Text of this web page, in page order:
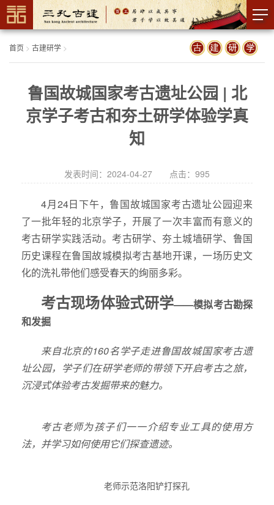
首页 > 古建研学 >
鲁国故城国家考古遗址公园 | 北
京学子考古和夯土研学体验学真
知
发表时间：2024-04-27 点击： 995
4月24日下午，鲁国故城国家考古遗址公园迎来
了一批年轻的北京学子，开展了一次丰富而有意义的
考古研学实践活动。考古研学、夯土城墙研学、鲁国
历史课程在鲁国故城模拟考古基地开课，一场历史文
化的洗礼带他们感受春天的绚丽多彩。
考古现场体验式研学——模拟考古勘探
和发掘
来自北京的160名学子走进鲁国故城国家考古遗
址公园，学子们在研学老师的带领下开启考古之旅，
沉浸式体验考古发掘带来的魅力。
考古老师为孩子们一一介绍专业工具的使用方
法，并学习如何使用它们探查遗迹。
老师示范洛阳铲打探孔